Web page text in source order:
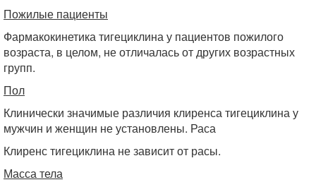
Пожилые пациенты
Фармакокинетика тигециклина у пациентов пожилого
возраста, в целом, не отличалась от других возрастных
групп.
Пол
Клинически значимые различия клиренса тигециклина у
мужчин и женщин не установлены. Раса
Клиренс тигециклина не зависит от расы.
Масса тела